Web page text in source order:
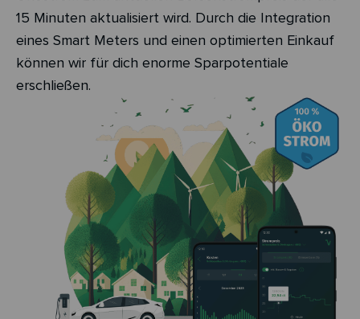
15 Minuten aktualisiert wird. Durch die Integration
eines Smart Meters und einen optimierten Einkauf
können wir für dich enorme Sparpotentiale
erschließen.